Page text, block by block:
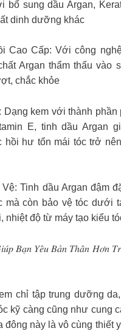
bổ sung dầu Argan,
dinh dưỡng khác
Cao Cấp: Với công
Argan thẩm thấu vào
chắc khỏe
Dạng kem với thành phần
E, tinh dầu Argan
hồi hư tổn mái tóc trở
Tinh dầu Argan đậm
mà còn bảo vệ tóc dưới
nhiệt độ từ máy tạo kiểu
𝐵𝑎̣𝑛 𝑌𝑒̂𝑢 𝐵𝑎̉𝑛 𝑇ℎ𝑎̂𝑛 𝐻𝑜̛𝑛
chỉ tập trung dưỡng
kỹ càng cũng như cung
đông này là vô cùng thiết